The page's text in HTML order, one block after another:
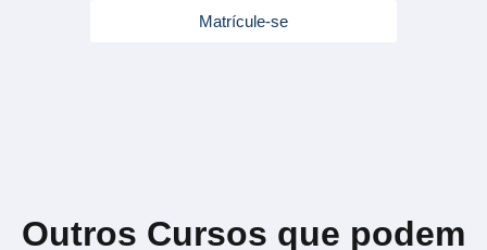
Matrícule-se
Outros Cursos que podem